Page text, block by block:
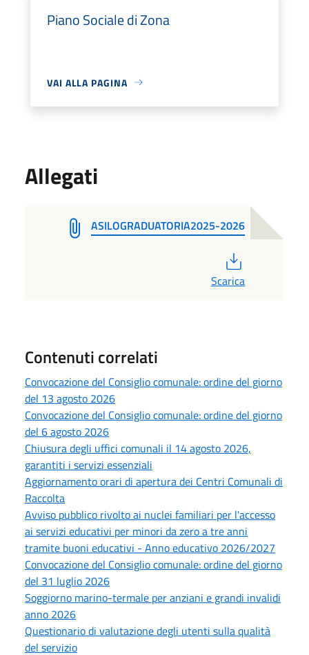
Piano Sociale di Zona
VAI ALLA PAGINA
Allegati
ASILOGRADUATORIA2025-2026
Scarica
Contenuti correlati
Convocazione del Consiglio comunale: ordine del giorno
del 13 agosto 2026
Convocazione del Consiglio comunale: ordine del giorno
del 6 agosto 2026
Chiusura degli uffici comunali il 14 agosto 2026,
garantiti i servizi essenziali
Aggiornamento orari di apertura dei Centri Comunali di
Raccolta
Avviso pubblico rivolto ai nuclei familiari per l'accesso
ai servizi educativi per minori da zero a tre anni
tramite buoni educativi - Anno educativo 2026/2027
Convocazione del Consiglio comunale: ordine del giorno
del 31 luglio 2026
Soggiorno marino-termale per anziani e grandi invalidi
anno 2026
Questionario di valutazione degli utenti sulla qualità
del servizio